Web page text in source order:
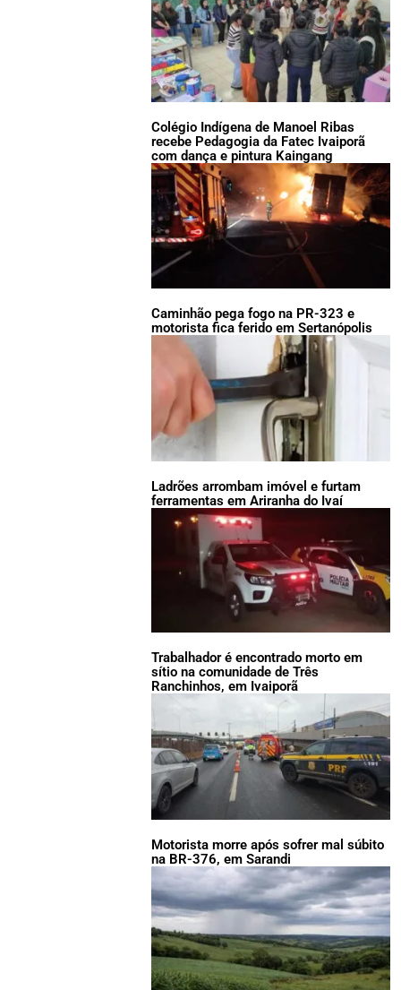
Colégio Indígena de Manoel Ribas
recebe Pedagogia da Fatec Ivaiporã
com dança e pintura Kaingang
Caminhão pega fogo na PR-323 e
motorista fica ferido em Sertanópolis
Ladrões arrombam imóvel e furtam
ferramentas em Ariranha do Ivaí
Trabalhador é encontrado morto em
sítio na comunidade de Três
Ranchinhos, em Ivaiporã
Motorista morre após sofrer mal súbito
na BR-376, em Sarandi